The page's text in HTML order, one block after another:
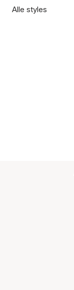
Alle styles